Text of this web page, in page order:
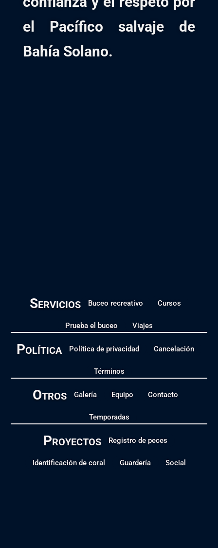
el Pacífico salvaje de
Bahía Solano.
Servicios Buceo recreativo Cursos
Prueba el buceo Viajes
Política Política de privacidad Cancelación
Términos
Otros Galería Equipo Contacto
Temporadas
Proyectos Registro de peces
Identificación de coral Guardería Social